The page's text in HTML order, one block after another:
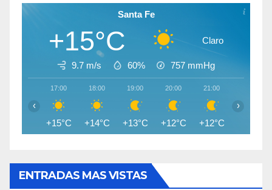
Santa Fe
+15°C Claro
9.7 m/s 60% 757 mmHg
17:00
+15°C
18:00
+14°C
19:00
+13°C
20:00
+12°C
21:00
+12°C
‹ ›
ENTRADAS MAS VISTAS